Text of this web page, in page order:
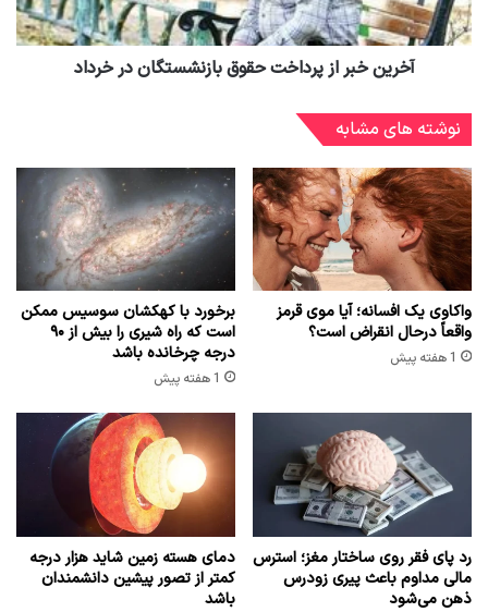
آخرین خبر از پرداخت‌ حقوق بازنشستگان در خرداد
نوشته های مشابه
واکاوی یک افسانه؛ آیا موی قرمز
واقعاً درحال انقراض است؟
1 هفته پیش
برخورد با کهکشان سوسیس ممکن
است که راه شیری را بیش از ۹۰
درجه چرخانده باشد
1 هفته پیش
رد پای فقر روی ساختار مغز؛ استرس
مالی مداوم باعث پیری زودرس
ذهن می‌شود
دمای هسته زمین شاید هزار درجه
کمتر از تصور پیشین دانشمندان
باشد